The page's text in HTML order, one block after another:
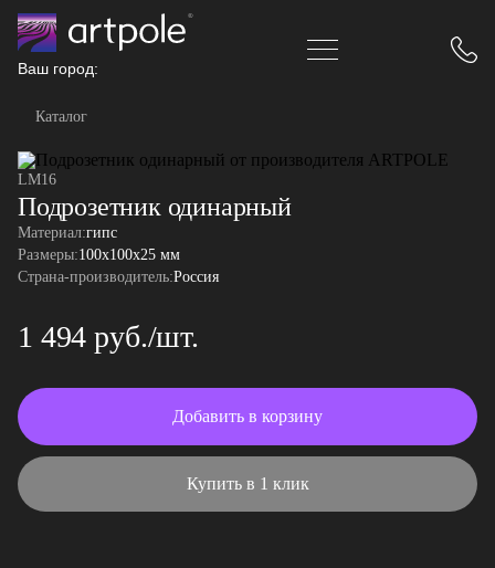
Ваш город:
Каталог
LM16
Подрозетник одинарный
Материал:гипс
Размеры:100x100x25 мм
Страна-производитель:Россия
1 494 руб./шт.
Добавить в корзину
Купить в 1 клик